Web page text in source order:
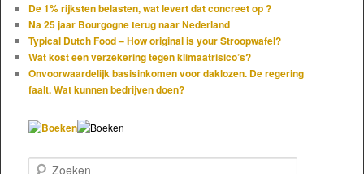
De 1% rijksten belasten, wat levert dat concreet op ?
Na 25 jaar Bourgogne terug naar Nederland
Typical Dutch Food – How original is your Stroopwafel?
Wat kost een verzekering tegen klimaatrisico’s?
Onvoorwaardelijk basisinkomen voor daklozen. De regering
faalt. Wat kunnen bedrijven doen?
Zoeken